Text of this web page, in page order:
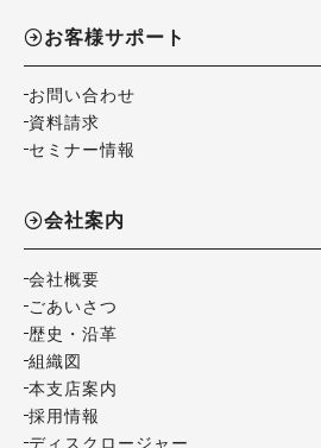
お客様サポート
お問い合わせ
資料請求
セミナー情報
会社案内
会社概要
ごあいさつ
歴史・沿革
組織図
本支店案内
採用情報
ディスクロージャー